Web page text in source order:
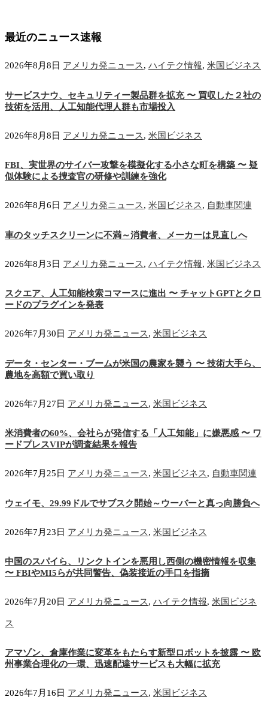
最近のニュース速報
2026年8月8日 アメリカ発ニュース, ハイテク情報, 米国ビジネス
サービスナウ、セキュリティー製品群を拡充 〜 買収した２社の
技術を活用、人工知能代理人群も市場投入
2026年8月8日 アメリカ発ニュース, 米国ビジネス
FBI、実世界のサイバー攻撃を模擬化する小さな町を構築 〜 疑
似体験による捜査官の研修や訓練を強化
2026年8月6日 アメリカ発ニュース, 米国ビジネス, 自動車関連
車のタッチスクリーンに不満～消費者、メーカーは見直しへ
2026年8月3日 アメリカ発ニュース, ハイテク情報, 米国ビジネス
スクエア、人工知能検索コマースに進出 〜 チャットGPTとクロ
ードのプラグインを発表
2026年7月30日 アメリカ発ニュース, 米国ビジネス
データ・センター・ブームが米国の農家を襲う 〜 技術大手ら、
農地を高額で買い取り
2026年7月27日 アメリカ発ニュース, 米国ビジネス
米消費者の60%、会社らが発信する「人工知能」に嫌悪感 〜 ワ
ードプレスVIPが調査結果を報告
2026年7月25日 アメリカ発ニュース, 米国ビジネス, 自動車関連
ウェイモ、29.99ドルでサブスク開始～ウーバーと真っ向勝負へ
2026年7月23日 アメリカ発ニュース, 米国ビジネス
中国のスパイら、リンクトインを悪用し西側の機密情報を収集
〜 FBIやMI5らが共同警告、偽装接近の手口を指摘
2026年7月20日 アメリカ発ニュース, ハイテク情報, 米国ビジネ
ス
アマゾン、倉庫作業に変革をもたらす新型ロボットを披露 〜 欧
州事業合理化の一環、迅速配達サービスも大幅に拡充
2026年7月16日 アメリカ発ニュース, 米国ビジネス